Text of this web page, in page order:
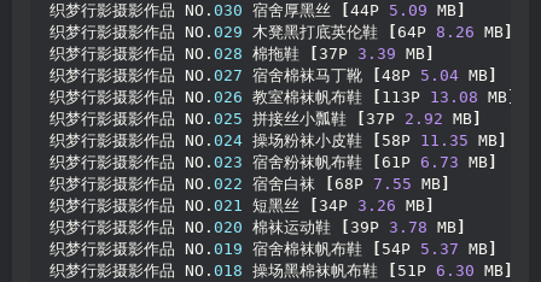
织梦行影摄影作品 NO. 030 宿舍厚黑丝 44P 5.09 MB
织梦行影摄影作品 NO. 029 木凳黑打底英伦鞋 64P 8.26 MB
织梦行影摄影作品 NO. 028 棉拖鞋 37P 3.39 MB
织梦行影摄影作品 NO. 027 宿舍棉袜马丁靴 48P 5.04 MB
织梦行影摄影作品 NO. 026 教室棉袜帆布鞋 113P 13.08 MB
织梦行影摄影作品 NO. 025 拼接丝小瓢鞋 37P 2.92 MB
织梦行影摄影作品 NO. 024 操场粉袜小皮鞋 58P 11.35 MB
织梦行影摄影作品 NO. 023 宿舍粉袜帆布鞋 61P 6.73 MB
织梦行影摄影作品 NO. 022 宿舍白袜 68P 7.55 MB
织梦行影摄影作品 NO. 021 短黑丝 34P 3.26 MB
织梦行影摄影作品 NO. 020 棉袜运动鞋 39P 3.78 MB
织梦行影摄影作品 NO. 019 宿舍棉袜帆布鞋 54P 5.37 MB
织梦行影摄影作品 NO. 018 操场黑棉袜帆布鞋 51P 6.30 MB